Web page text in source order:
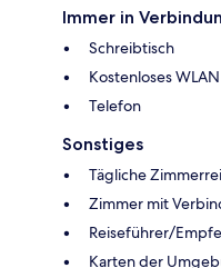
Immer in
Schreibtisch
Kostenloses WLAN
Telefon
Sonstiges
Tägliche
Zimmer mit
Reiseführer/
Karten der